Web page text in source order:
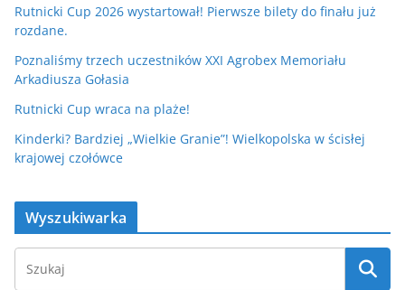
Rutnicki Cup 2026 wystartował! Pierwsze bilety do finału już
rozdane.
Poznaliśmy trzech uczestników XXI Agrobex Memoriału
Arkadiusza Gołasia
Rutnicki Cup wraca na plaże!
Kinderki? Bardziej „Wielkie Granie”! Wielkopolska w ścisłej
krajowej czołówce
Wyszukiwarka